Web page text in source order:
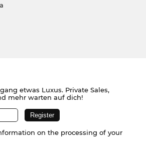
etwas Luxus. Private Sales,
mehr warten auf dich!
on the processing of your